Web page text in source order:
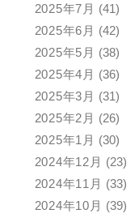
2025年7月 (41)
2025年6月 (42)
2025年5月 (38)
2025年4月 (36)
2025年3月 (31)
2025年2月 (26)
2025年1月 (30)
2024年12月 (23)
2024年11月 (33)
2024年10月 (39)